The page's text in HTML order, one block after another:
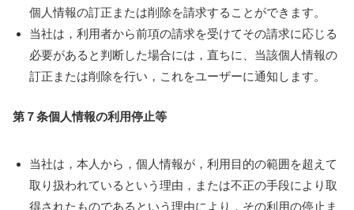
個人情報の訂正または削除を請求することができます。
当社は，利用者から前項の請求を受けてその請求に応じる
必要があると判断した場合には，直ちに、当該個人情報の
訂正または削除を行い，これをユーザーに通知します。
第７条個人情報の利用停止等
当社は，本人から，個人情報が，利用目的の範囲を超えて
取り扱われているという理由，または不正の手段により取
得されたものであるという理由により，その利用の停止ま